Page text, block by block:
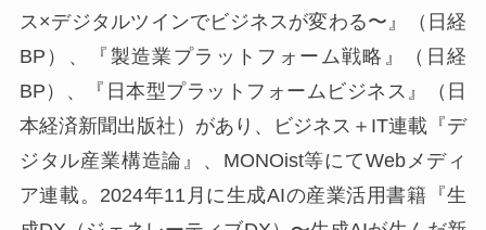
ス×デジタルツインでビジネスが変わる〜』（日経
BP）、『製造業プラットフォーム戦略』（日経
BP）、『日本型プラットフォームビジネス』（日
本経済新聞出版社）があり、ビジネス＋IT連載『デ
ジタル産業構造論』、MONOist等にてWebメディ
ア連載。2024年11月に生成AIの産業活用書籍『生